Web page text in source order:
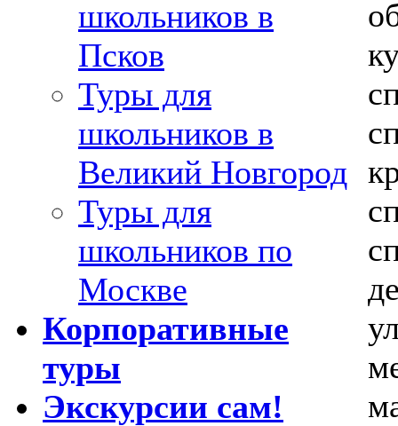
школьников в
Псков
Туры для
школьников в
Великий Новгород
Туры для
школьников по
Москве
Корпоративные
туры
Экскурсии сам!